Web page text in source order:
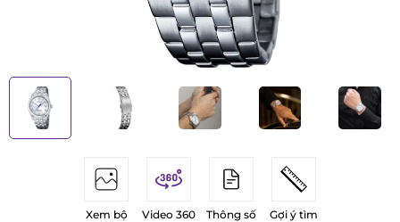
Xem bộ
Video 360
Thông số
Gợi ý tìm